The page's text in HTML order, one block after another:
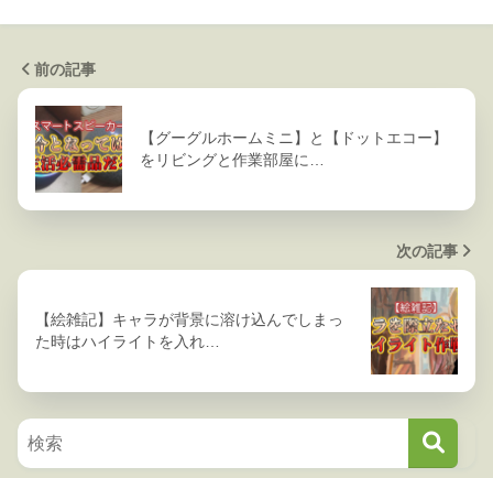
前の記事
【グーグルホームミニ】と【ドットエコー】
をリビングと作業部屋に…
次の記事
【絵雑記】キャラが背景に溶け込んでしまっ
た時はハイライトを入れ…